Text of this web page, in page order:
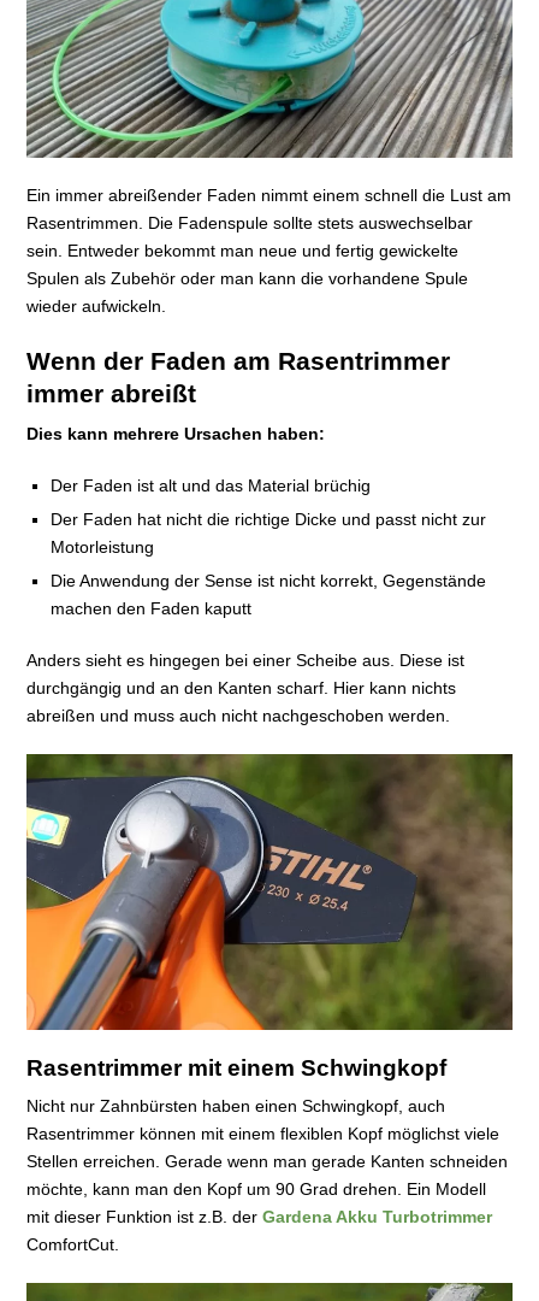
Ein immer abreißender Faden nimmt einem schnell die Lust am
Rasentrimmen. Die Fadenspule sollte stets auswechselbar
sein. Entweder bekommt man neue und fertig gewickelte
Spulen als Zubehör oder man kann die vorhandene Spule
wieder aufwickeln.
Wenn der Faden am Rasentrimmer
immer abreißt
Dies kann mehrere Ursachen haben:
Der Faden ist alt und das Material brüchig
Der Faden hat nicht die richtige Dicke und passt nicht zur
Motorleistung
Die Anwendung der Sense ist nicht korrekt, Gegenstände
machen den Faden kaputt
Anders sieht es hingegen bei einer Scheibe aus. Diese ist
durchgängig und an den Kanten scharf. Hier kann nichts
abreißen und muss auch nicht nachgeschoben werden.
Rasentrimmer mit einem Schwingkopf
Nicht nur Zahnbürsten haben einen Schwingkopf, auch
Rasentrimmer können mit einem flexiblen Kopf möglichst viele
Stellen erreichen. Gerade wenn man gerade Kanten schneiden
möchte, kann man den Kopf um 90 Grad drehen. Ein Modell
mit dieser Funktion ist z.B. der Gardena Akku Turbotrimmer
ComfortCut.